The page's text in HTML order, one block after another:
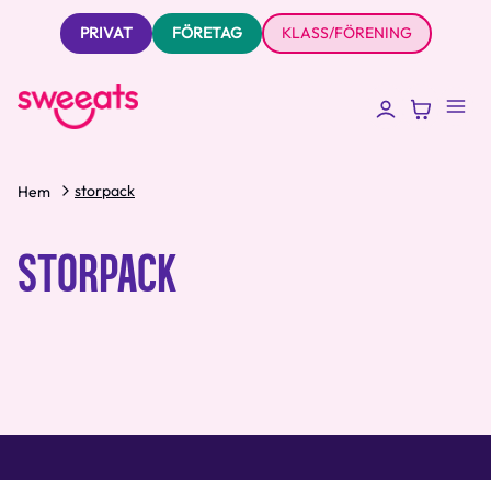
PRIVAT FÖRETAG KLASS/FÖRENING
Hem storpack
STORPACK